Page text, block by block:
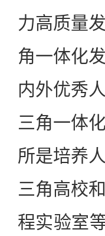
力高质量
角一体化
内外优秀
三角一体
所是培养
三角高校
程实验室